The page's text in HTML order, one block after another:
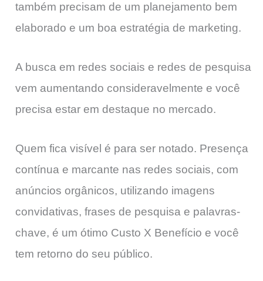
também precisam de um planejamento bem
elaborado e um boa estratégia de marketing.
A busca em redes sociais e redes de pesquisa
vem aumentando consideravelmente e você
precisa estar em destaque no mercado.
Quem fica visível é para ser notado. Presença
contínua e marcante nas redes sociais, com
anúncios orgânicos, utilizando imagens
convidativas, frases de pesquisa e palavras-
chave, é um ótimo Custo X Benefício e você
tem retorno do seu público.